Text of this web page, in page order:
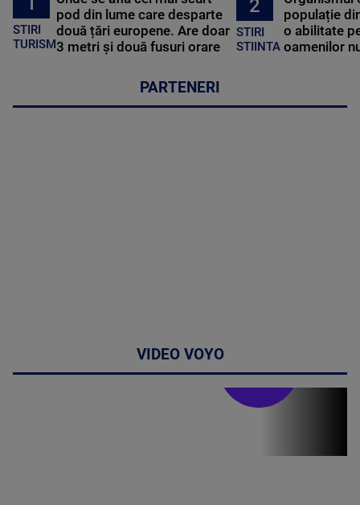
STIRI
TURISM
pod din lume care desparte
două țări europene. Are doar
3 metri și două fusuri orare
2
STIRI
STIINTA
populație
o abilitate
oamenilor
PARTENERI
VIDEO VOYO